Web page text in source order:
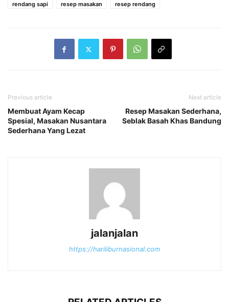
rendang sapi
resep masakan resep rendang
Previous article
Membuat Ayam Kecap
Spesial, Masakan Nusantara
Sederhana Yang Lezat
Next article
Resep Masakan Sederhana,
Seblak Basah Khas Bandung
jalanjalan
https://hariliburnasional.com